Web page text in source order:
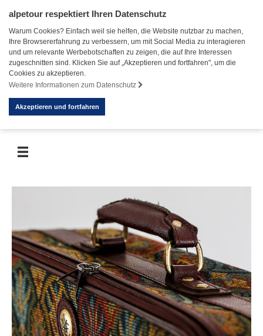
alpetour respektiert Ihren Datenschutz
Warum Cookies? Einfach weil sie helfen, die Website nutzbar zu machen,
Ihre Browsererfahrung zu verbessern, um mit Social Media zu interagieren
und um relevante Werbebotschaften zu zeigen, die auf Ihre Interessen
zugeschnitten sind. Klicken Sie auf „Akzeptieren und fortfahren", um die
Cookies zu akzeptieren.
Weitere Informationen zum Datenschutz
Akzeptieren und fortfahren